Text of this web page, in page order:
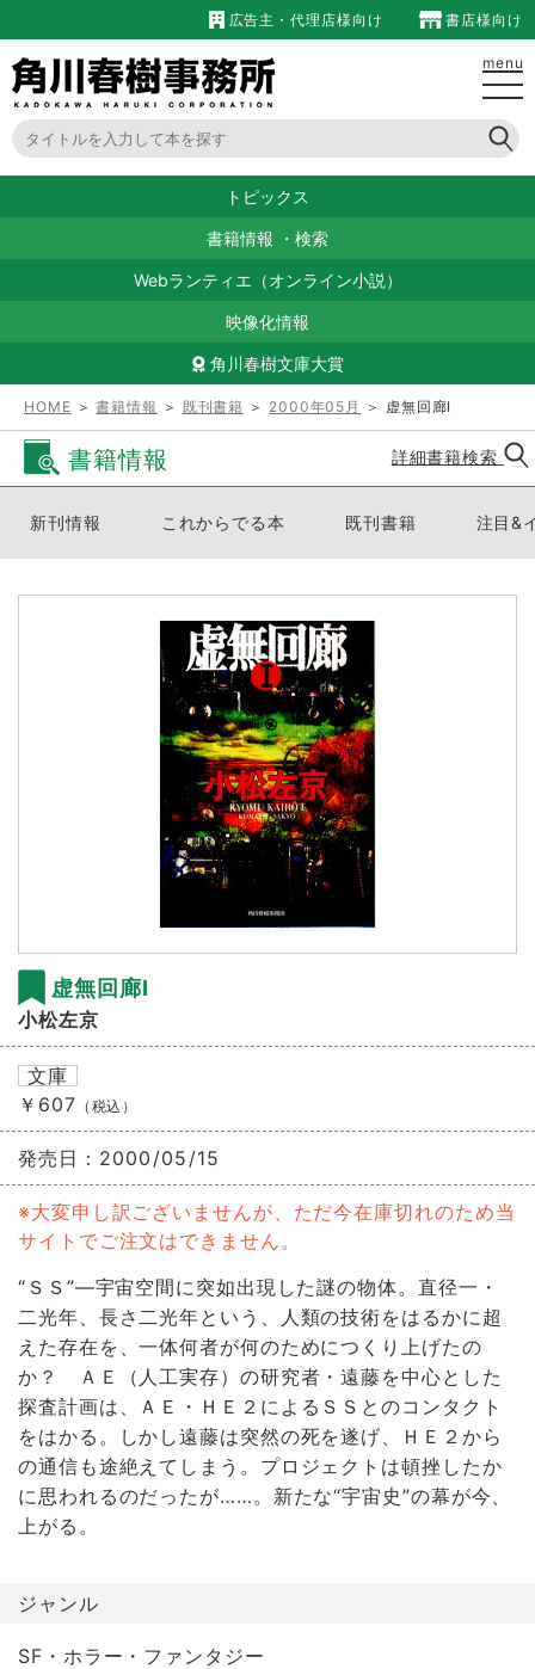
広告主・代理店様向け 書店様向け
menu
トピックス
書籍情報 ・ 検索
Webランティエ（オンライン小説）
映像化情報
角川春樹文庫大賞
HOME ＞書籍情報 ＞ 既刊書籍 ＞ 2000年05月 ＞ 虚無回廊Ⅰ
書籍情報 詳細書籍検索
新刊情報 これからでる本 既刊書籍 注目&
虚無回廊Ⅰ
小松左京
文庫
￥607 （税込）
発売日： 2000/05/15
※大変申し訳ございませんが、ただ今在庫切れのため当
サイトでご注文はできません。
“ＳＳ”―宇宙空間に突如出現した謎の物体。直径一・
二光年、長さ二光年という、人類の技術をはるかに超
えた存在を、一体何者が何のためにつくり上げたの
か？ ＡＥ（人工実存）の研究者・遠藤を中心とした
探査計画は、ＡＥ・ＨＥ２によるＳＳとのコンタクト
をはかる。しかし遠藤は突然の死を遂げ、ＨＥ２から
の通信も途絶えてしまう。プロジェクトは頓挫したか
に思われるのだったが……。新たな“宇宙史”の幕が今、
上がる。
ジャンル
SF・ホラー・ファンタジー